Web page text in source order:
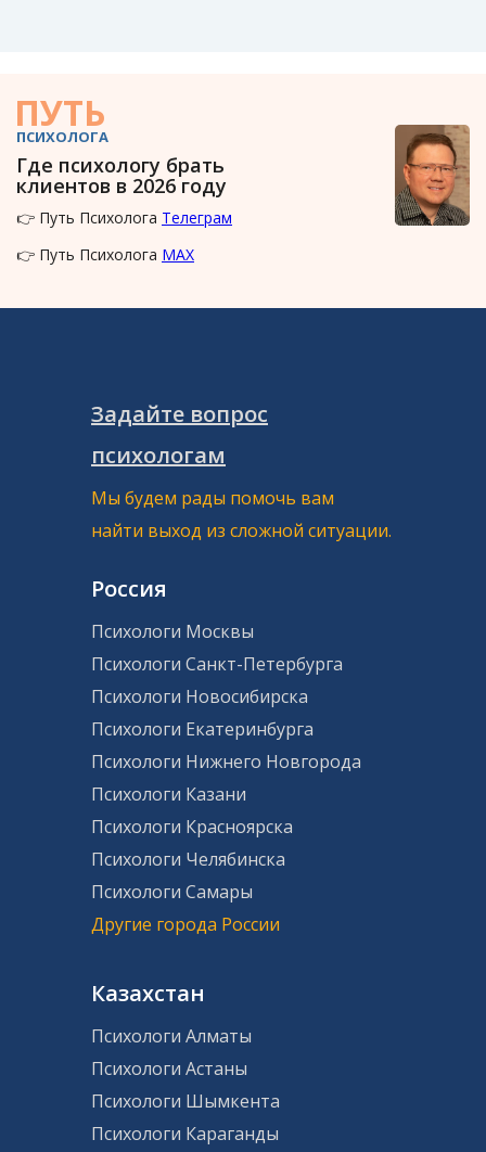
ПУТЬ
ПСИХОЛОГА
Где психологу брать
клиентов в 2026 году
👉 Путь Психолога Телеграм
👉 Путь Психолога MAX
Задайте вопрос
психологам
Мы будем рады помочь вам
найти выход из сложной ситуации.
Россия
Психологи Москвы
Психологи Санкт-Петербурга
Психологи Новосибирска
Психологи Екатеринбурга
Психологи Нижнего Новгорода
Психологи Казани
Психологи Красноярска
Психологи Челябинска
Психологи Самары
Другие города России
Казахстан
Психологи Алматы
Психологи Астаны
Психологи Шымкента
Психологи Караганды